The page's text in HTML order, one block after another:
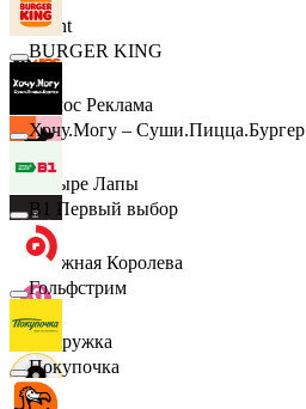
Urent
Эдмос Реклама
Четыре Лапы
Снежная Королева
Подружка
BURGER KING
Хочу.Могу – Суши.Пицца.Бургер
B1 Первый выбор
Гольфстрим
Покупочка